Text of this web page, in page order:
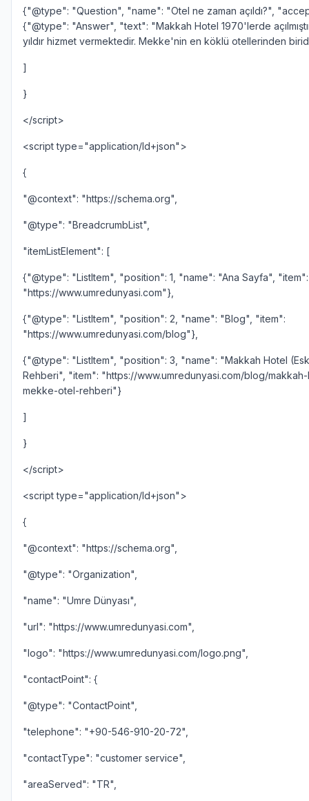
{"@type": "Question", "name": "Otel ne zaman açıldı?",
{"@type": "Answer", "text": "Makkah Hotel 1970'lerde
yıldır hizmet vermektedir. Mekke'nin en köklü otellerinden
]
}
</script>
<script type="application/ld+json">
{
"@context": "https://schema.org",
"@type": "BreadcrumbList",
"itemListElement": [
{"@type": "ListItem", "position": 1, "name": "Ana Sayfa", "item":
"https://www.umredunyasi.com"},
{"@type": "ListItem", "position": 2, "name": "Blog", "item":
"https://www.umredunyasi.com/blog"},
{"@type": "ListItem", "position": 3, "name": "Makkah Hotel
Rehberi", "item": "https://www.umredunyasi.com/blog/
mekke-otel-rehberi"}
]
}
</script>
<script type="application/ld+json">
{
"@context": "https://schema.org",
"@type": "Organization",
"name": "Umre Dünyası",
"url": "https://www.umredunyasi.com",
"logo": "https://www.umredunyasi.com/logo.png",
"contactPoint": {
"@type": "ContactPoint",
"telephone": "+90-546-910-20-72",
"contactType": "customer service",
"areaServed": "TR",